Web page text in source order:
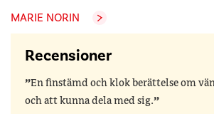
MARIE NORIN
Recensioner
En finstämd och klok berättelse om
och att kunna dela med sig.